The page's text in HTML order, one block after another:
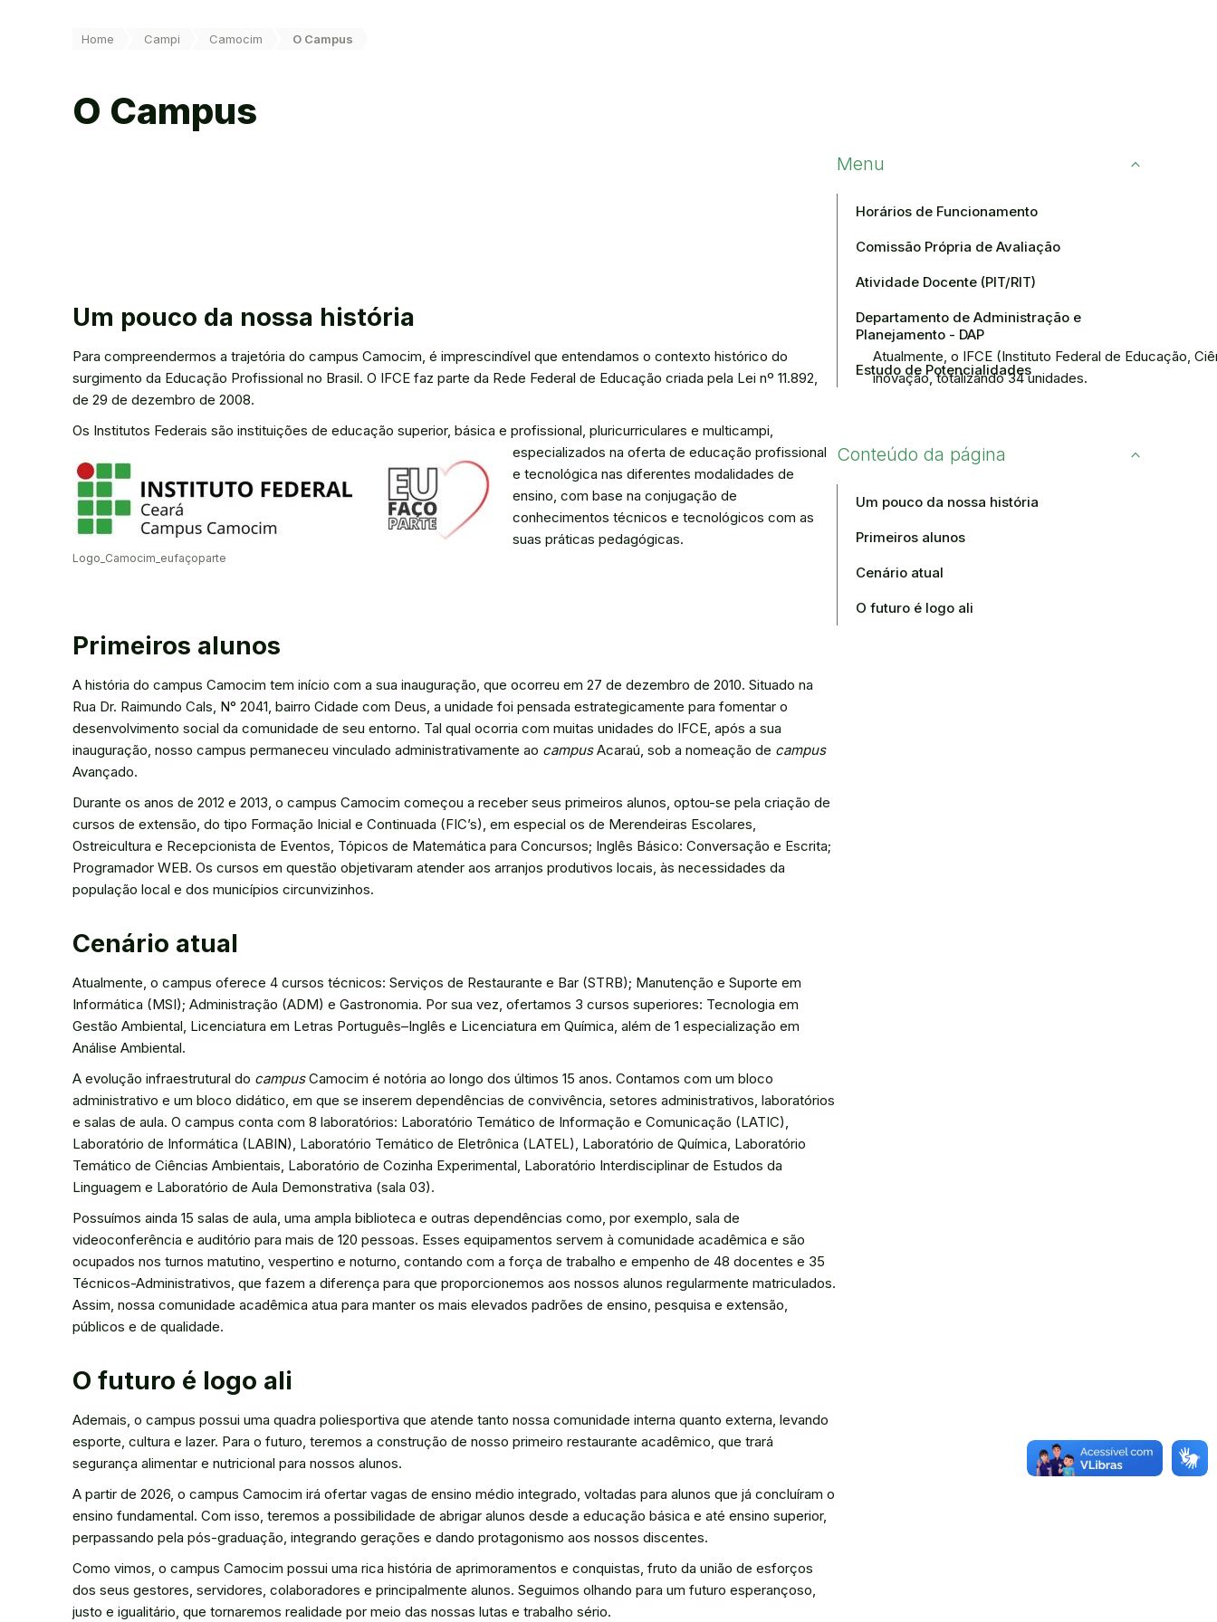
Você está aqui:
Home Campi Camocim O Campus
O Campus
Logo_Camocim_eufaçoparte
Um pouco da nossa história
Para compreendermos a trajetória do campus Camocim, é imprescindível que entendamos o contexto histórico do
surgimento da Educação Profissional no Brasil. O IFCE faz parte da Rede Federal de Educação criada pela Lei nº 11.892,
de 29 de dezembro de 2008.
Os Institutos Federais são instituições de educação superior, básica e profissional, pluricurriculares e multicampi,
especializados na oferta de educação profissional
e tecnológica nas diferentes modalidades de
ensino, com base na conjugação de
conhecimentos técnicos e tecnológicos com as
suas práticas pedagógicas.
Atualmente, o IFCE (Instituto Federal de Educação,
inovação, totalizando 34 unidades.
Primeiros alunos
A história do campus Camocim tem início com a sua inauguração, que ocorreu em 27 de dezembro de 2010. Situado na
Rua Dr. Raimundo Cals, N° 2041, bairro Cidade com Deus, a unidade foi pensada estrategicamente para fomentar o
desenvolvimento social da comunidade de seu entorno. Tal qual ocorria com muitas unidades do IFCE, após a sua
inauguração, nosso campus permaneceu vinculado administrativamente ao campusAcaraú, sob a nomeação de campus
Avançado.
Durante os anos de 2012 e 2013, o campus Camocim começou a receber seus primeiros alunos, optou-se pela criação de
cursos de extensão, do tipo Formação Inicial e Continuada (FIC’s), em especial os de Merendeiras Escolares,
Ostreicultura e Recepcionista de Eventos, Tópicos de Matemática para Concursos; Inglês Básico: Conversação e Escrita;
Programador WEB. Os cursos em questão objetivaram atender aos arranjos produtivos locais, às necessidades da
população local e dos municípios circunvizinhos.
Cenário atual
Atualmente, o campus oferece 4 cursos técnicos: Serviços de Restaurante e Bar (STRB); Manutenção e Suporte em
Informática (MSI); Administração (ADM) e Gastronomia. Por sua vez, ofertamos 3 cursos superiores: Tecnologia em
Gestão Ambiental, Licenciatura em Letras Português–Inglês e Licenciatura em Química, além de 1 especialização em
Análise Ambiental.
A evolução infraestrutural do campusCamocim é notória ao longo dos últimos 15 anos. Contamos com um bloco
administrativo e um bloco didático, em que se inserem dependências de convivência, setores administrativos, laboratórios
e salas de aula. O campus conta com 8 laboratórios: Laboratório Temático de Informação e Comunicação (LATIC),
Laboratório de Informática (LABIN), Laboratório Temático de Eletrônica (LATEL), Laboratório de Química, Laboratório
Temático de Ciências Ambientais, Laboratório de Cozinha Experimental, Laboratório Interdisciplinar de Estudos da
Linguagem e Laboratório de Aula Demonstrativa (sala 03).
Possuímos ainda 15 salas de aula, uma ampla biblioteca e outras dependências como, por exemplo, sala de
videoconferência e auditório para mais de 120 pessoas. Esses equipamentos servem à comunidade acadêmica e são
ocupados nos turnos matutino, vespertino e noturno, contando com a força de trabalho e empenho de 48 docentes e 35
Técnicos-Administrativos, que fazem a diferença para que proporcionemos aos nossos alunos regularmente matriculados.
Assim, nossa comunidade acadêmica atua para manter os mais elevados padrões de ensino, pesquisa e extensão,
públicos e de qualidade.
O futuro é logo ali
Ademais, o campus possui uma quadra poliesportiva que atende tanto nossa comunidade interna quanto externa, levando
esporte, cultura e lazer. Para o futuro, teremos a construção de nosso primeiro restaurante acadêmico, que trará
segurança alimentar e nutricional para nossos alunos.
A partir de 2026, o campus Camocim irá ofertar vagas de ensino médio integrado, voltadas para alunos que já concluíram o
ensino fundamental. Com isso, teremos a possibilidade de abrigar alunos desde a educação básica e até ensino superior,
perpassando pela pós-graduação, integrando gerações e dando protagonismo aos nossos discentes.
Como vimos, o campus Camocim possui uma rica história de aprimoramentos e conquistas, fruto da união de esforços
dos seus gestores, servidores, colaboradores e principalmente alunos. Seguimos olhando para um futuro esperançoso,
justo e igualitário, que tornaremos realidade por meio das nossas lutas e trabalho sério.
Menu
Horários de Funcionamento
Comissão Própria de Avaliação
Atividade Docente (PIT/RIT)
Departamento de Administração e
Planejamento - DAP
Estudo de Potencialidades
Conteúdo da página
Um pouco da nossa história
Primeiros alunos
Cenário atual
O futuro é logo ali